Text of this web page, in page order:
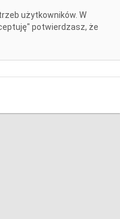
użytkowników. W
potwierdzasz, że